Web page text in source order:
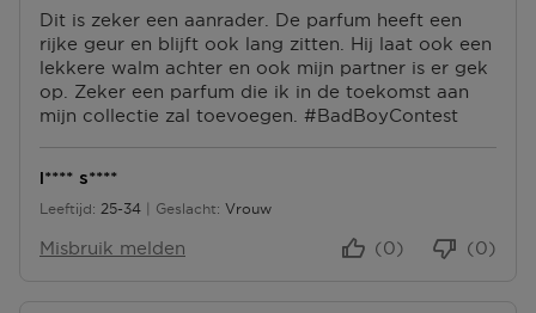
pagina.
Dit is zeker een aanrader. De parfum heeft een
rijke geur en blijft ook lang zitten. Hij laat ook een
lekkere walm achter en ook mijn partner is er gek
op. Zeker een parfum die ik in de toekomst aan
mijn collectie zal toevoegen. #BadBoyContest
P
U
N
T
E
N
U
P
E
N
L
U
S
P
U
E
N
I**** s****
Leeftijd
25 tot 3425-34 Geslacht Vrouw
Misbruik melden (0)
(0)